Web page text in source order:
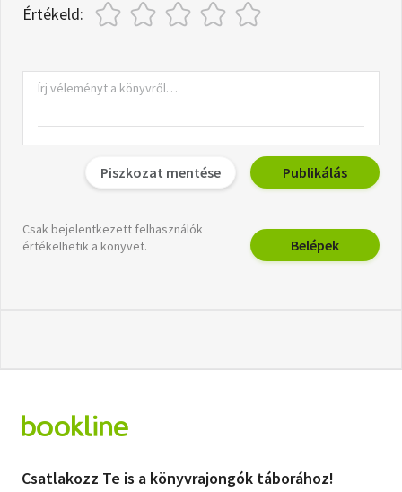
Értékeld:
Piszkozat mentése Publikálás
Csak bejelentkezett felhasználók
értékelhetik a könyvet.
Belépek
Csatlakozz Te is a könyvrajongók táborához!